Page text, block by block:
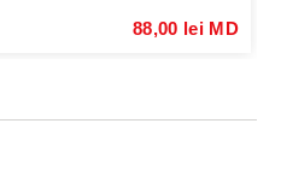
88,00 lei MD